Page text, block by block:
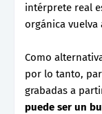
intérprete real
orgánica
Como
por lo tanto,
grabadas a
puede ser un